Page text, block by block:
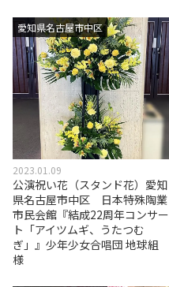
愛知県名古屋市中区
2023.01.09
公演祝い花（スタンド花）愛知
県名古屋市中区 日本特殊陶業
市民会館『結成22周年コンサー
ト「アイツムギ、うたつむ
ぎ」』少年少女合唱団 地球組
様